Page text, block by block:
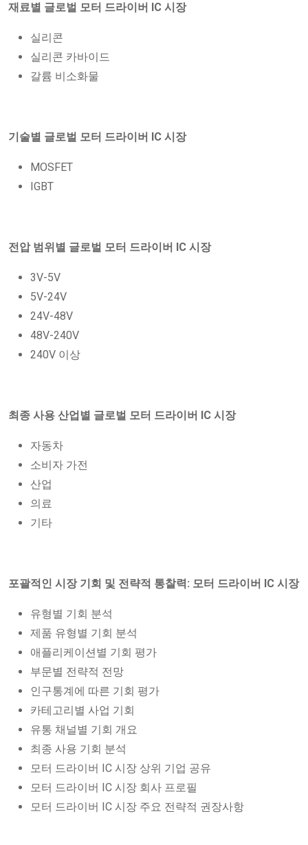
재료별 글로벌 모터 드라이버 IC 시장
실리콘
실리콘 카바이드
갈륨 비소화물
기술별 글로벌 모터 드라이버 IC 시장
MOSFET
IGBT
전압 범위별 글로벌 모터 드라이버 IC 시장
3V-5V
5V-24V
24V-48V
48V-240V
240V 이상
최종 사용 산업별 글로벌 모터 드라이버 IC 시장
자동차
소비자 가전
산업
의료
기타
포괄적인 시장 기회 및 전략적 통찰력: 모터 드라이버 IC 시장
유형별 기회 분석
제품 유형별 기회 분석
애플리케이션별 기회 평가
부문별 전략적 전망
인구통계에 따른 기회 평가
카테고리별 사업 기회
유통 채널별 기회 개요
최종 사용 기회 분석
모터 드라이버 IC 시장 상위 기업 공유
모터 드라이버 IC 시장 회사 프로필
모터 드라이버 IC 시장 주요 전략적 권장사항